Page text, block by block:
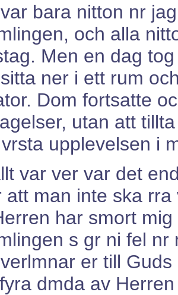
bara nitton nr
och alla
Men en dag
ner i ett rum
Dom fortsatte
utan att
upplevelsen i
var ver var det
att man inte ska
har smort
s gr ni fel nr
er till
dmda av